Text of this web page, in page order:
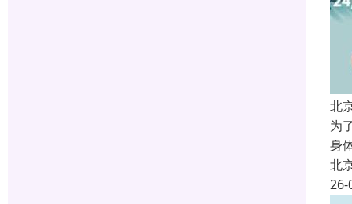
北
为
身
北
26-